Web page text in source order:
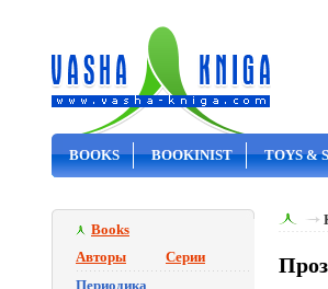
BOOKS BOOKINIST TOYS &
Books
Авторы
Серии
Периодика